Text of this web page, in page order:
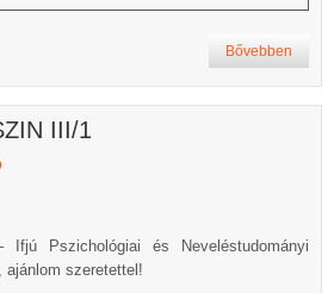
Bővebben
III/1
Pszichológiai és Neveléstudományi
ajánlom szeretettel!